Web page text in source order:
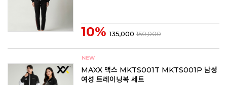
10% 135,000 150,000
MAXX 맥스 MKTS001T MKTS001P 남성
여성 트레이닝복 세트